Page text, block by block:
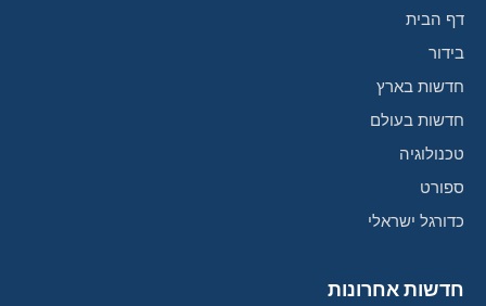
דף הבית
בידור
חדשות בארץ
חדשות בעולם
טכנולוגיה
ספורט
כדורגל ישראלי
חדשות אחרונות